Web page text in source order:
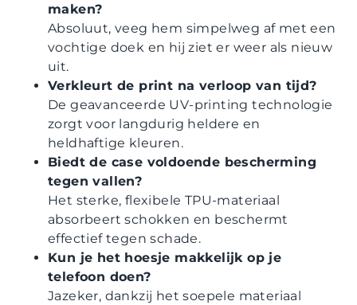
maken?
Absoluut, veeg hem simpelweg af met een
vochtige doek en hij ziet er weer als nieuw
uit.
Verkleurt de print na verloop van tijd?
De geavanceerde UV-printing technologie
zorgt voor langdurig heldere en
heldhaftige kleuren.
Biedt de case voldoende bescherming
tegen vallen?
Het sterke, flexibele TPU-materiaal
absorbeert schokken en beschermt
effectief tegen schade.
Kun je het hoesje makkelijk op je
telefoon doen?
Jazeker, dankzij het soepele materiaal